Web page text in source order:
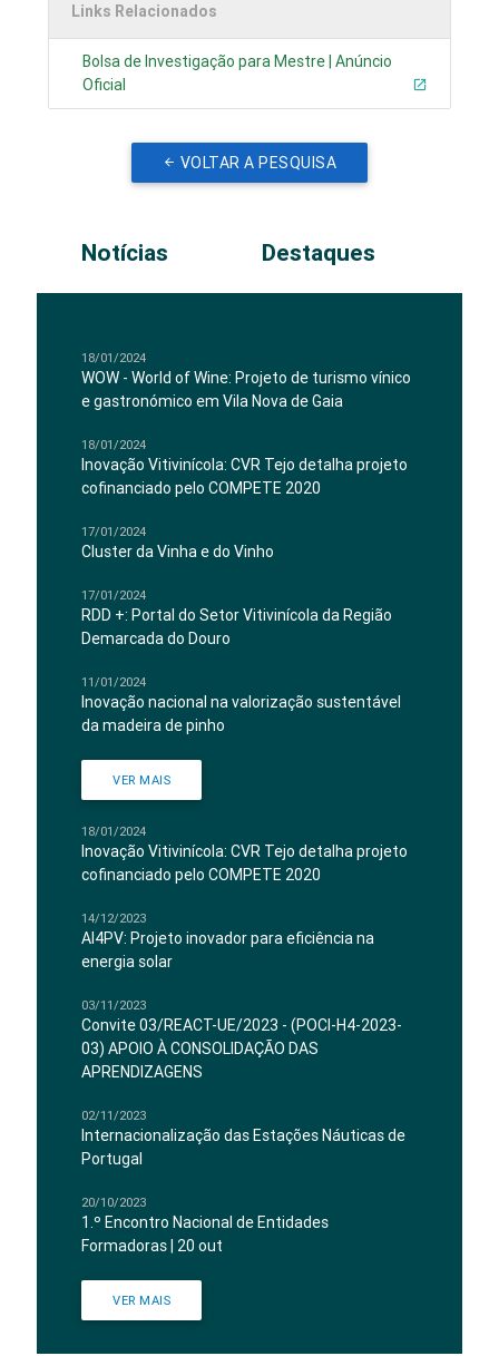
Links Relacionados
Bolsa de Investigação para Mestre | Anúncio
Oficial
VOLTAR A PESQUISA
Notícias Destaques
18/01/2024
WOW - World of Wine: Projeto de turismo vínico
e gastronómico em Vila Nova de Gaia
18/01/2024
Inovação Vitivinícola: CVR Tejo detalha projeto
cofinanciado pelo COMPETE 2020
17/01/2024
Cluster da Vinha e do Vinho
17/01/2024
RDD +: Portal do Setor Vitivinícola da Região
Demarcada do Douro
11/01/2024
Inovação nacional na valorização sustentável
da madeira de pinho
VER MAIS
18/01/2024
Inovação Vitivinícola: CVR Tejo detalha projeto
cofinanciado pelo COMPETE 2020
14/12/2023
AI4PV: Projeto inovador para eficiência na
energia solar
03/11/2023
Convite 03/REACT-UE/2023 - (POCI-H4-2023-
03) APOIO À CONSOLIDAÇÃO DAS
APRENDIZAGENS
02/11/2023
Internacionalização das Estações Náuticas de
Portugal
20/10/2023
1.º Encontro Nacional de Entidades
Formadoras | 20 out
VER MAIS